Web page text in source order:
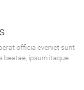
officia eveniet sunt
beatae, ipsum itaque.